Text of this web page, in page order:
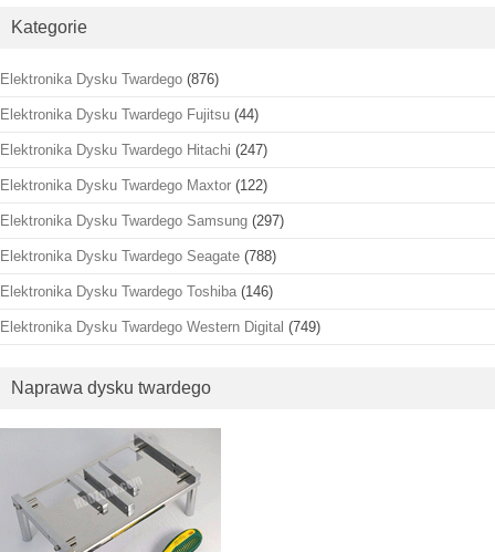
Kategorie
Elektronika Dysku Twardego (876)
Elektronika Dysku Twardego Fujitsu (44)
Elektronika Dysku Twardego Hitachi (247)
Elektronika Dysku Twardego Maxtor (122)
Elektronika Dysku Twardego Samsung (297)
Elektronika Dysku Twardego Seagate (788)
Elektronika Dysku Twardego Toshiba (146)
Elektronika Dysku Twardego Western Digital (749)
Naprawa dysku twardego